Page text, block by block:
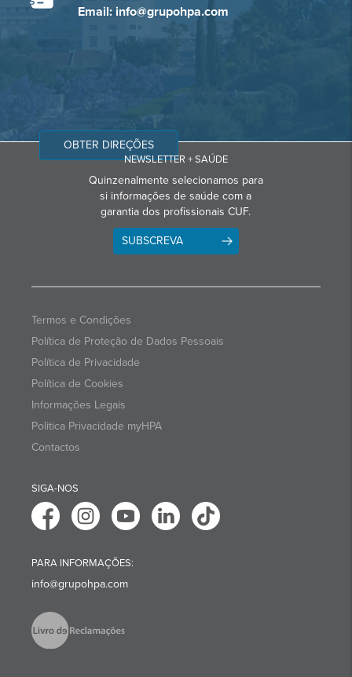
Email: info@grupohpa.com
OBTER DIREÇÕES
NEWSLETTER + SAÚDE
Quinzenalmente selecionamos para
si informações de saúde com a
garantia dos profissionais CUF.
SUBSCREVA
Termos e Condições
Política de Proteção de Dados Pessoais
Política de Privacidade
Política de Cookies
Informações Legais
Politica Privacidade myHPA
Contactos
SIGA-NOS
PARA INFORMAÇÕES:
info@grupohpa.com